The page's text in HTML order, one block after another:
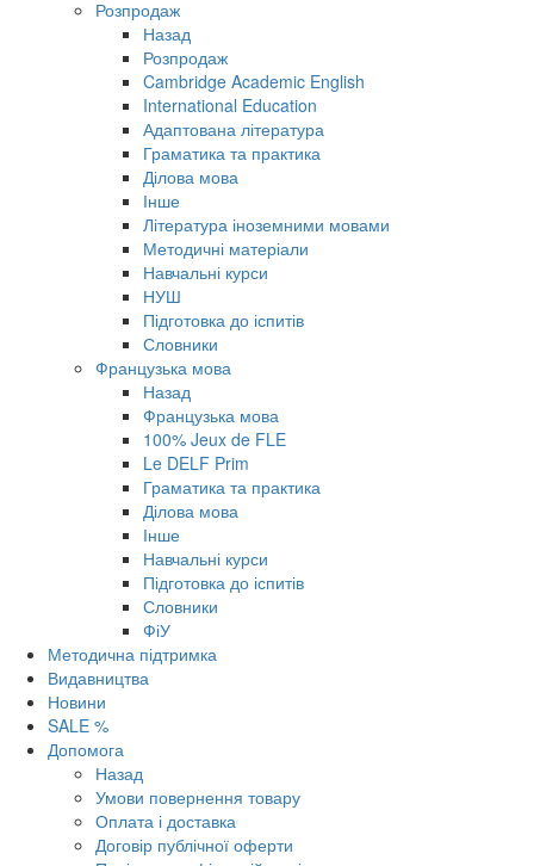
Розпродаж
Назад
Розпродаж
Cambridge Academic English
International Education
Адаптована література
Граматика та практика
Ділова мова
Інше
Література іноземними мовами
Методичні матеріали
Навчальні курси
НУШ
Підготовка до іспитів
Словники
Французька мова
Назад
Французька мова
100% Jeux de FLE
Le DELF Prim
Граматика та практика
Ділова мова
Інше
Навчальні курси
Підготовка до іспитів
Словники
ФіУ
Методична підтримка
Видавництва
Новини
SALE %
Допомога
Назад
Умови повернення товару
Оплата і доставка
Договір публічної оферти